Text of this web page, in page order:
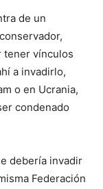
de un
tener vínculos
a invadirlo,
o en Ucrania,
condenado
debería invadir
Federación